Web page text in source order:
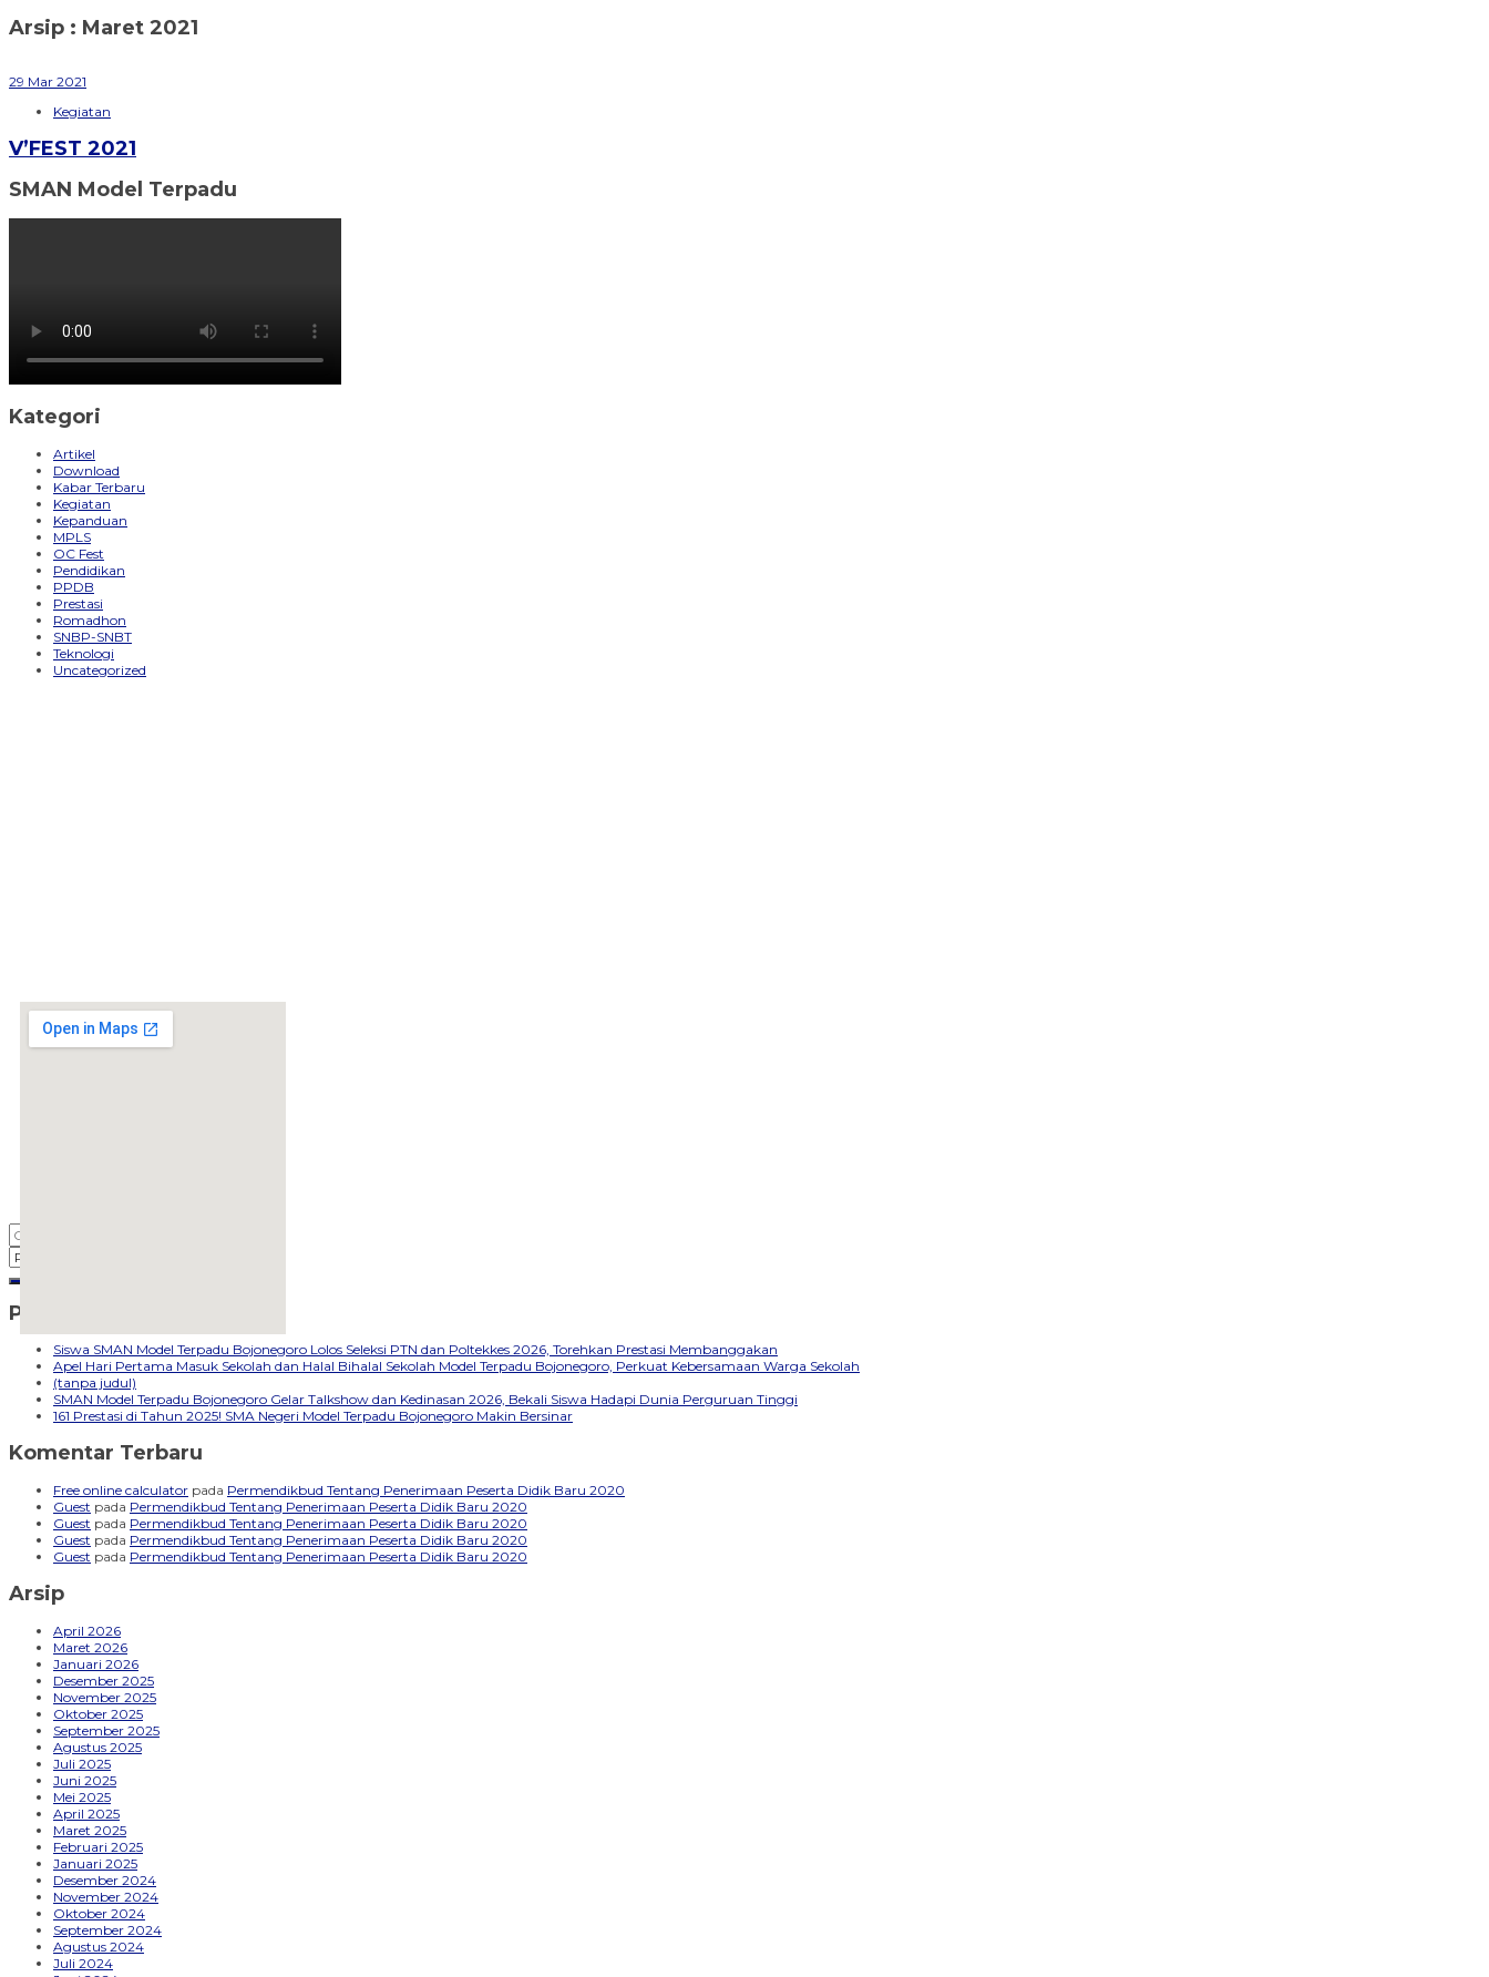
Arsip : Maret 2021
29 Mar 2021
Kegiatan
V’FEST 2021
SMAN Model Terpadu
Kategori
Artikel
Download
Kabar Terbaru
Kegiatan
Kepanduan
MPLS
OC Fest
Pendidikan
PPDB
Prestasi
Romadhon
SNBP-SNBT
Teknologi
Uncategorized
embedgooglemap.net
Pos-pos Terbaru
Siswa SMAN Model Terpadu Bojonegoro Lolos Seleksi PTN dan Poltekkes 2026, Torehkan Prestasi Membanggakan
Apel Hari Pertama Masuk Sekolah dan Halal Bihalal Sekolah Model Terpadu Bojonegoro, Perkuat Kebersamaan Warga Sekolah
(tanpa judul)
SMAN Model Terpadu Bojonegoro Gelar Talkshow dan Kedinasan 2026, Bekali Siswa Hadapi Dunia Perguruan Tinggi
161 Prestasi di Tahun 2025! SMA Negeri Model Terpadu Bojonegoro Makin Bersinar
Komentar Terbaru
Free online calculator pada Permendikbud Tentang Penerimaan Peserta Didik Baru 2020
Guest pada Permendikbud Tentang Penerimaan Peserta Didik Baru 2020
Guest pada Permendikbud Tentang Penerimaan Peserta Didik Baru 2020
Guest pada Permendikbud Tentang Penerimaan Peserta Didik Baru 2020
Guest pada Permendikbud Tentang Penerimaan Peserta Didik Baru 2020
Arsip
April 2026
Maret 2026
Januari 2026
Desember 2025
November 2025
Oktober 2025
September 2025
Agustus 2025
Juli 2025
Juni 2025
Mei 2025
April 2025
Maret 2025
Februari 2025
Januari 2025
Desember 2024
November 2024
Oktober 2024
September 2024
Agustus 2024
Juli 2024